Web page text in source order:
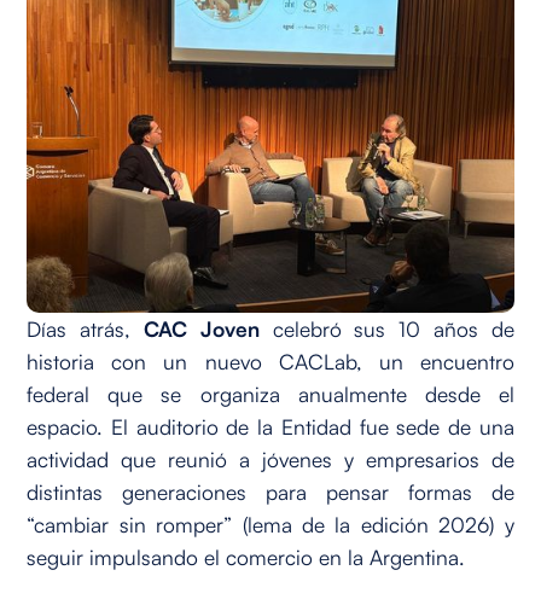
Días atrás, CAC Joven celebró sus 10 años de
historia con un nuevo CACLab, un encuentro
federal que se organiza anualmente desde el
espacio. El auditorio de la Entidad fue sede de una
actividad que reunió a jóvenes y empresarios de
distintas generaciones para pensar formas de
“cambiar sin romper” (lema de la edición 2026) y
seguir impulsando el comercio en la Argentina.